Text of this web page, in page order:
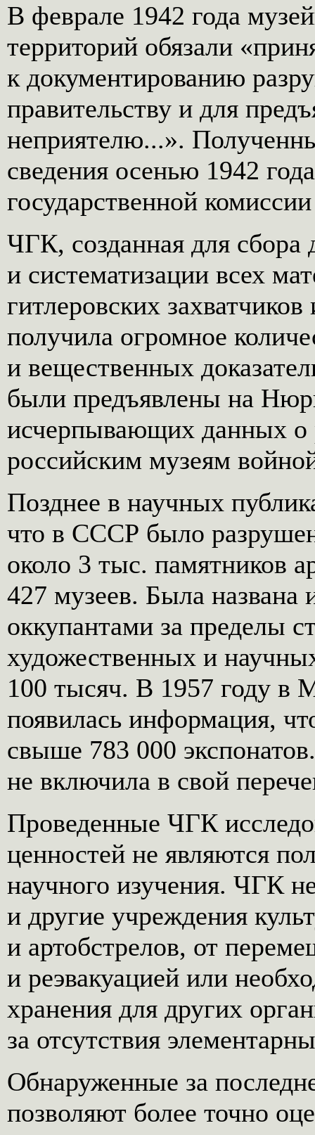
В феврале 1942 года
территорий обязали
к документированию
правительству и для
неприятелю...».
сведения осенью 1942
государственной
ЧГК, созданная для сбора
и систематизации всех
гитлеровских
получила огромное
и вещественных
были предъявлены на
исчерпывающих данных о
российским музеям
Позднее в научных
что в СССР было
около 3 тыс. памятников
427 музеев. Была
оккупантами за пределы
художественных и
100 тысяч. В 1957 году в
появилась информация,
свыше 783 000
не включила в свой
Проведенные ЧГК
ценностей не являются
научного изучения. ЧГК
и другие учреждения
и артобстрелов, от
и реэвакуацией или
хранения для других
за отсутствия
Обнаруженные за
позволяют более точно